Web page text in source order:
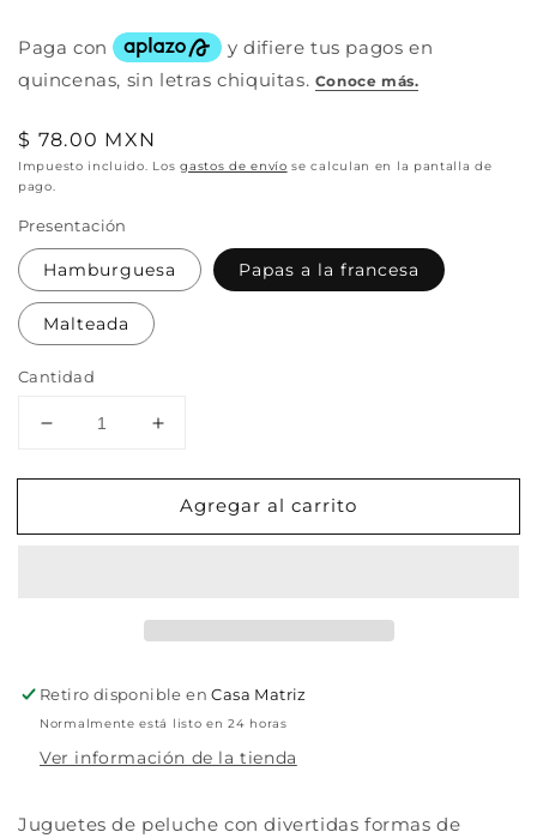
Precio
habitual
$ 78.00 MXN
Impuesto incluido. Losgastos de envío se calculan en la pantalla de
pago.
Presentación
Hamburguesa Papas a la francesa
Malteada
Cantidad
Reducir
para
de
Aumentar
para
Peluche
de
Agregar al carrito
Retiro disponible enCasa Matriz
Normalmente está listo en 24 horas
Ver información de la tienda
Juguetes de peluche con divertidas formas de